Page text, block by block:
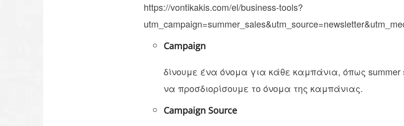
https://vontikakis.com/el/business-tools?
Campaign
δίνουμε ένα όνομα για κάθε καμπάνια, όπως
να προσδιορίσουμε το όνομα της καμπάνιας.
Campaign Source